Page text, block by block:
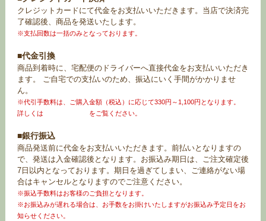
クレジットカードにて代金をお支払いいただきます。当店で決済完
了確認後、商品を発送いたします。
※支払回数は一括のみとなっております。
■代金引換
商品到着時に、宅配便のドライバーへ直接代金をお支払いいただき
ます。 ご自宅での支払いのため、振込にいく手間がかかりませ
ん。
※代引手数料は、ご購入金額（税込）に応じて330円～1,100円となります。
詳しくは
をご覧ください。
■銀行振込
商品発送前に代金をお支払いいただきます。前払いとなりますの
で、発送は入金確認後となります。お振込み期日は、ご注文確定後
7日以内となっております。期日を過ぎてしまい、ご連絡がない場
合はキャンセルとなりますのでご注意ください。
※振込手数料はお客様のご負担となります。
※お振込みが遅れる場合は、お手数をお掛けいたしますがお振込み予定日をお
知らせください。